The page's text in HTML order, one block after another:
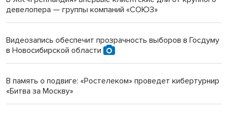
Новосибирский преподаватель с женой вошли в топ-16
девелопера — группы компаний «СОЮЗ»
Видеозапись обеспечит прозрачность выборов в Госдуму
в Новосибирской области
В память о подвиге: «Ростелеком» проведет кибертурнир
«Битва за Москву»